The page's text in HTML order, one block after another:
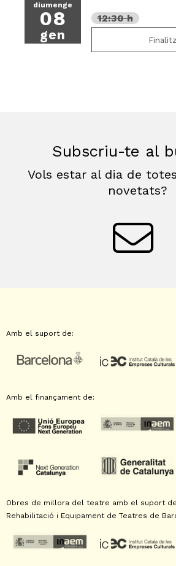
diumenge
08
gen
12:30 h
Subscriu-te al
Vols estar al dia de
novetats?
Amb el suport de:
Amb el finançament de:
Obres de millora del teatre amb el suport
Rehabilitació i Equipament de Teatres de